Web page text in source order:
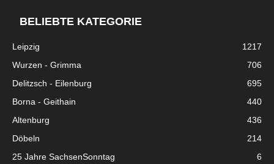
BELIEBTE KATEGORIE
Leipzig
1217
Wurzen - Grimma
706
Delitzsch - Eilenburg
695
Borna - Geithain
440
Altenburg
436
Döbeln
214
25 Jahre SachsenSonntag
6